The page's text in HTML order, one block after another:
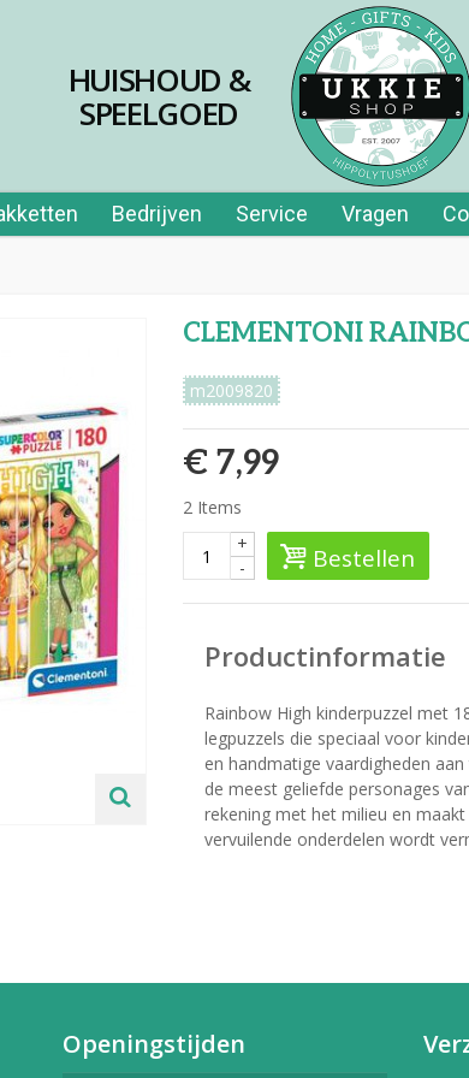
HUISHOUD &
SPEELGOED
Bedrijven Service Vragen
CLEMENTONI
m2009820
€ 7,99
2 Items
-
+ Bestellen
Productinformatie
Rainbow High kinderpuzzel met
legpuzzels die speciaal voor
en handmatige vaardigheden
de meest geliefde personages
rekening met het milieu en
vervuilende onderdelen wordt
Openingstijden